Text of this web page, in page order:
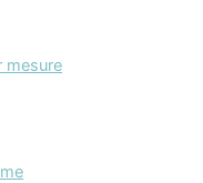
mesure